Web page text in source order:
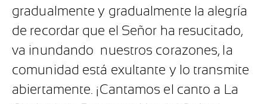
gradualmente y gradualmente la alegría
de recordar que el Señor ha resucitado,
va inundando nuestros corazones, la
comunidad está exultante y lo transmite
abiertamente. ¡Cantamos el canto a La